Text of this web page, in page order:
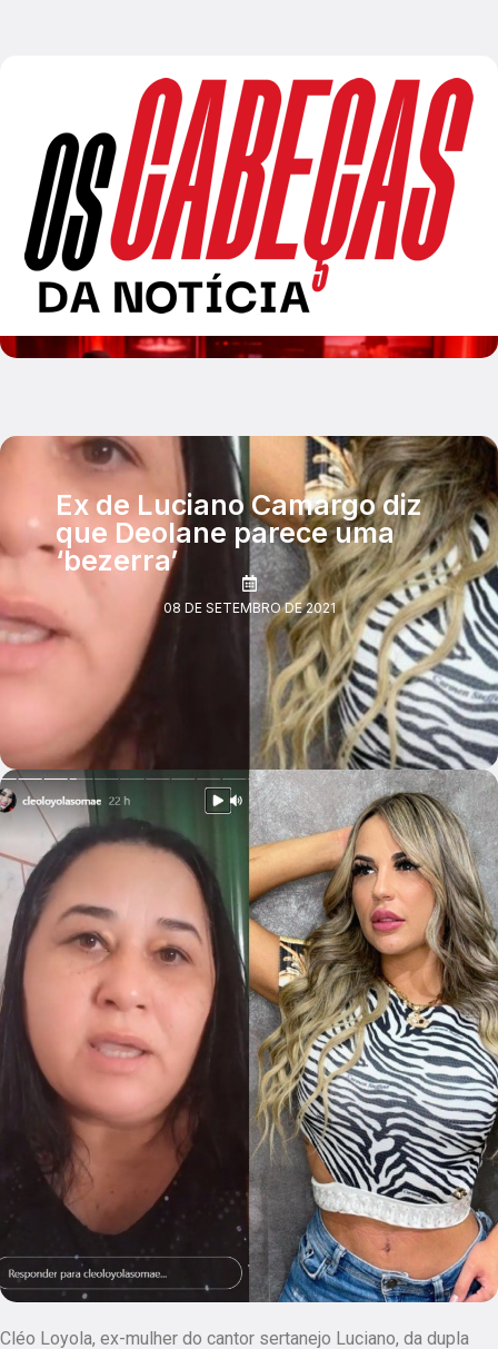
Ex de Luciano Camargo diz
que Deolane parece uma
‘bezerra’
08 DE SETEMBRO DE 2021
Cléo Loyola, ex-mulher do cantor sertanejo Luciano, da dupla